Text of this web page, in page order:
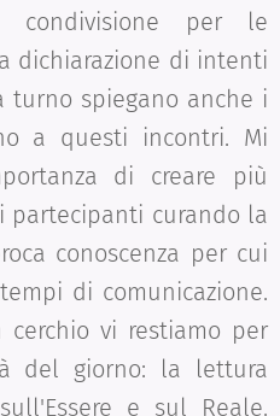
per le
dichiarazione di intenti
spiegano anche i
a questi incontri. Mi
di creare più
partecipanti curando la
conoscenza per cui
di comunicazione.
vi restiamo per
del giorno: la lettura
e sul Reale.